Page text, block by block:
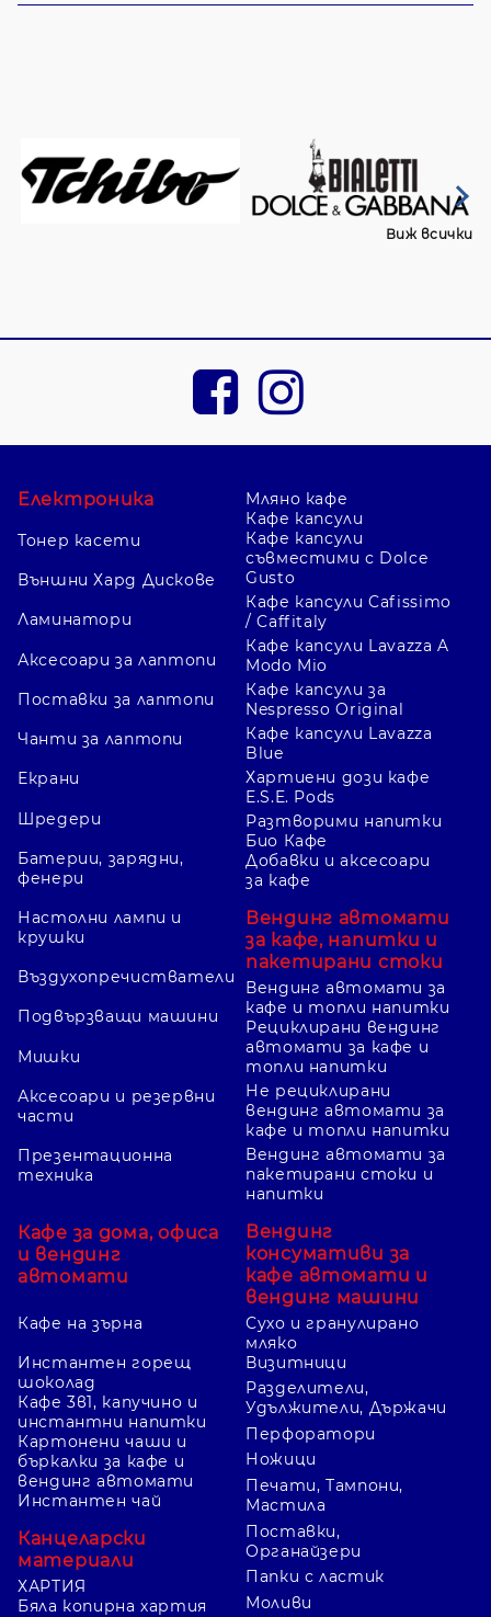
Виж всички
Електроника
Тонер касети
Външни Хард Дискове
Ламинатори
Аксесоари за лаптопи
Поставки за лаптопи
Чанти за лаптопи
Екрани
Шредери
Батерии, зарядни,
фенери
Настолни лампи и
крушки
Въздухопречистватели
Подвързващи машини
Мишки
Аксесоари и резервни
части
Презентационна
техника
Кафе за дома, офиса
и вендинг
автомати
Кафе на зърна
Мляно кафе
Кафе капсули
Кафе капсули
съвместими с Dolce
Gusto
Кафе капсули Cafissimo
/ Caffitaly
Кафе капсули Lavazza A
Modo Mio
Кафе капсули за
Nespresso Original
Кафе капсули Lavazza
Blue
Хартиени дози кафе
E.S.E. Pods
Разтворими напитки
Био Кафе
Добавки и аксесоари
за кафе
Вендинг автомати
за кафе, напитки и
пакетирани стоки
Вендинг автомати за
кафе и топли напитки
Рециклирани вендинг
автомати за кафе и
топли напитки
Не рециклирани
вендинг автомати за
кафе и топли напитки
Вендинг автомати за
пакетирани стоки и
напитки
Вендинг
консумативи за
кафе автомати и
вендинг машини
Сухо и гранулирано
мляко
Инстантен горещ
шоколад
Кафе 3в1, капучино и
инстантни напитки
Картонени чаши и
бъркалки за кафе и
вендинг автомати
Инстантен чай
Канцеларски
материали
ХАРТИЯ
Бяла копирна хартия
Визитници
Разделители,
Удължители, Държачи
Перфоратори
Ножици
Печати, Тампони,
Мастила
Поставки,
Органайзери
Папки с ластик
Моливи